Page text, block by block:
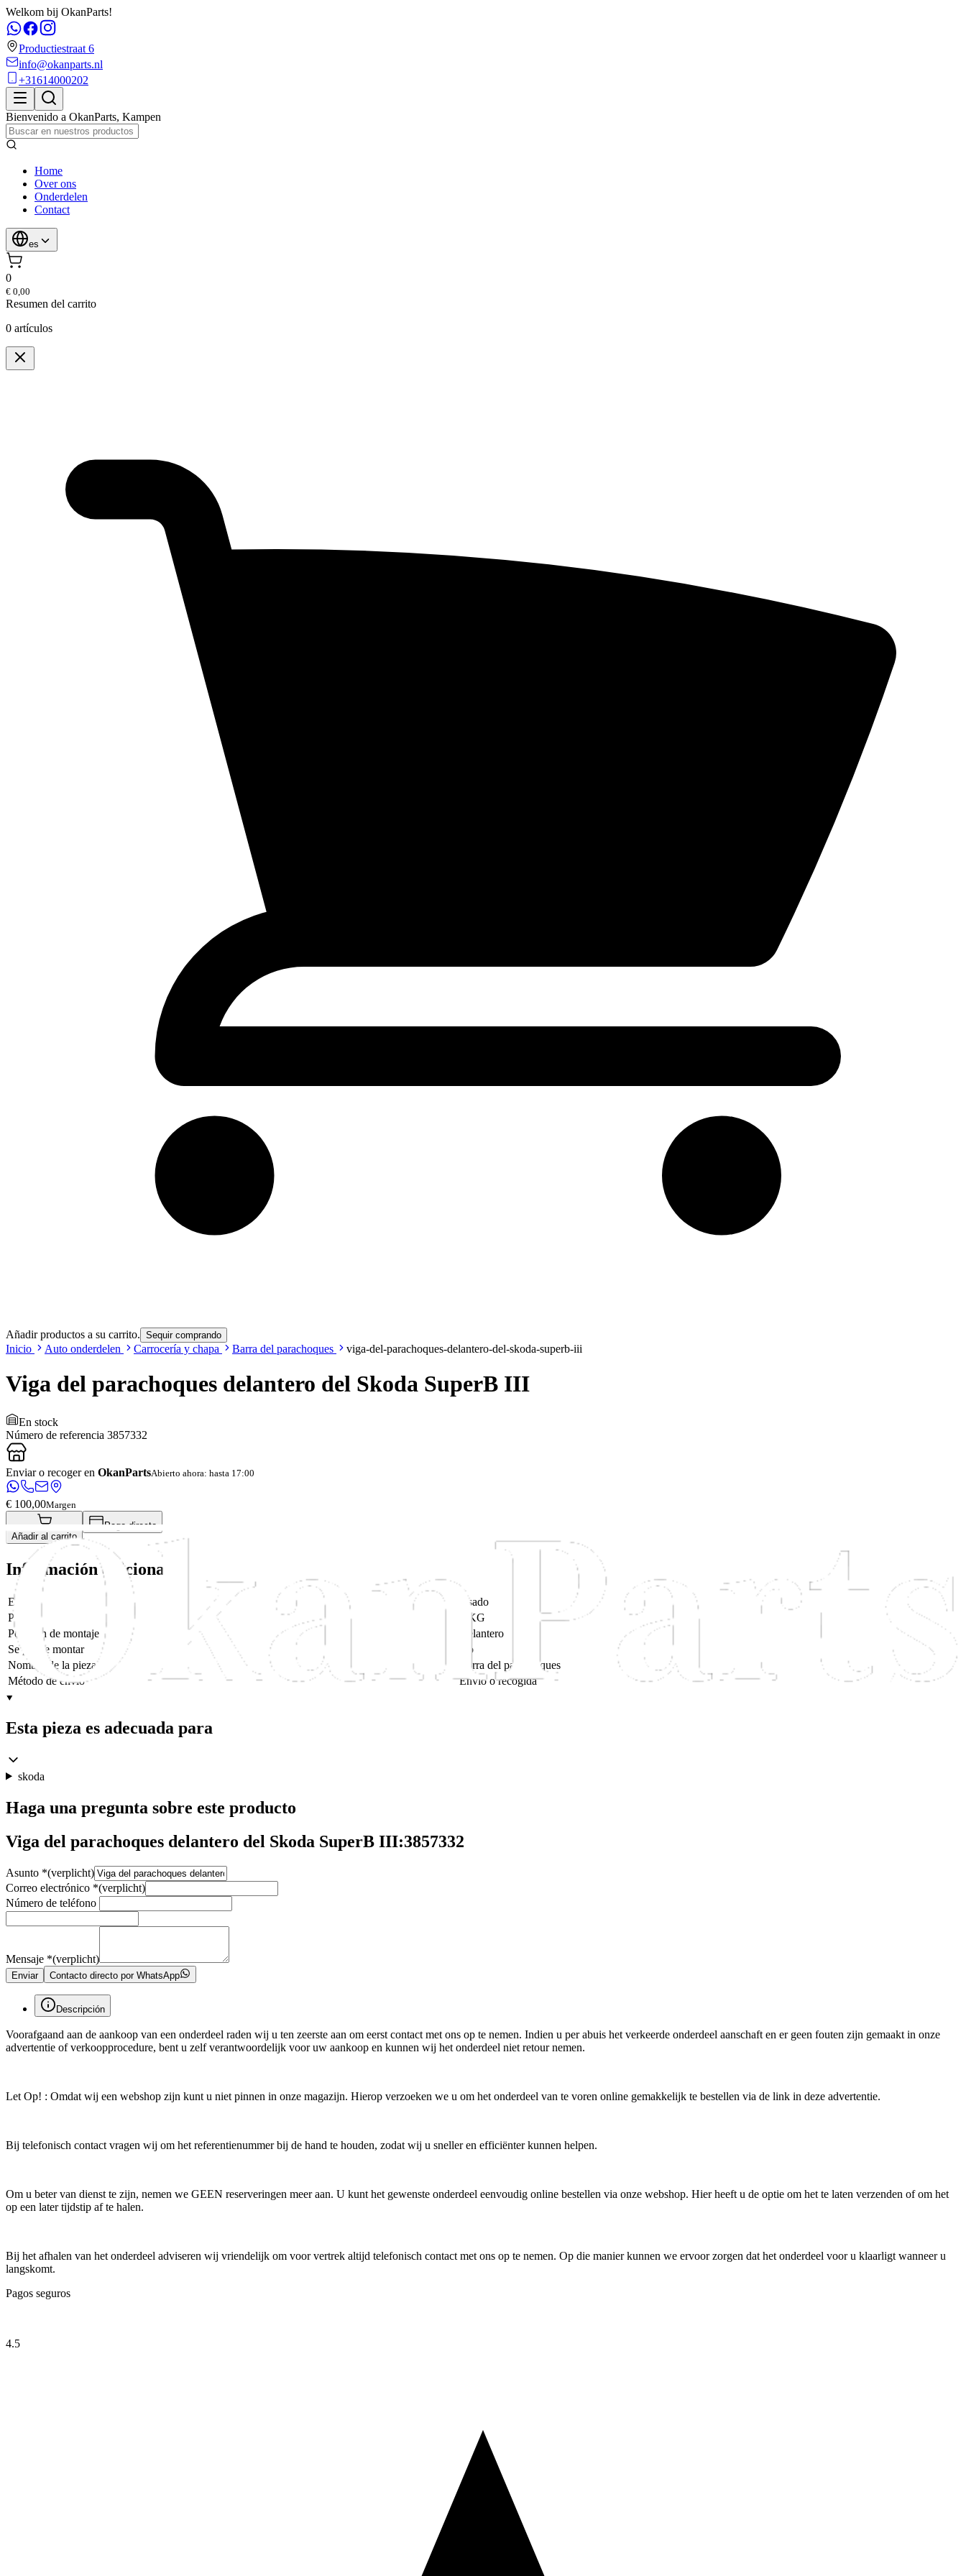
Welkom bij OkanParts!
Productiestraat 6
info@okanparts.nl
+31614000202
Bienvenido a OkanParts, Kampen
Home
Over ons
Onderdelen
Contact
es
0
€ 0,00
Resumen del carrito
0 artículos
Añadir productos a su carrito. Sequir comprando
Inicio Auto onderdelen Carrocería y chapa Barra del parachoques viga-del-parachoques-delantero-del-skoda-superb-iii
Viga del parachoques delantero del Skoda SuperB III
En stock
Número de referencia 3857332
Enviar o recoger en OkanPartsAbierto ahora: hasta 17:00
€ 100,00Margen
Añadir al carrito
Pago directo
Información adicional
Estado
Usado
Peso
4 KG
Posición de montaje
Delantero
Se puede montar
No
Nombre de la pieza
Barra del parachoques
Método de envío
Envío o recogida
Esta pieza es adecuada para
skoda
Haga una pregunta sobre este producto
Viga del parachoques delantero del Skoda SuperB III:3857332
Asunto *(verplicht)
Correo electrónico *(verplicht)
Número de teléfono
Mensaje *(verplicht)
Enviar Contacto directo por WhatsApp
Descripción
Voorafgaand aan de aankoop van een onderdeel raden wij u ten zeerste aan om eerst contact met ons op te nemen. Indien u per abuis het verkeerde onderdeel aanschaft en er geen fouten zijn gemaakt in onze
advertentie of verkoopprocedure, bent u zelf verantwoordelijk voor uw aankoop en kunnen wij het onderdeel niet retour nemen.
Let Op! : Omdat wij een webshop zijn kunt u niet pinnen in onze magazijn. Hierop verzoeken we u om het onderdeel van te voren online gemakkelijk te bestellen via de link in deze advertentie.
Bij telefonisch contact vragen wij om het referentienummer bij de hand te houden, zodat wij u sneller en efficiënter kunnen helpen.
Om u beter van dienst te zijn, nemen we GEEN reserveringen meer aan. U kunt het gewenste onderdeel eenvoudig online bestellen via onze webshop. Hier heeft u de optie om het te laten verzenden of om het
op een later tijdstip af te halen.
Bij het afhalen van het onderdeel adviseren wij vriendelijk om voor vertrek altijd telefonisch contact met ons op te nemen. Op die manier kunnen we ervoor zorgen dat het onderdeel voor u klaarligt wanneer u
langskomt.
Pagos seguros
4.5